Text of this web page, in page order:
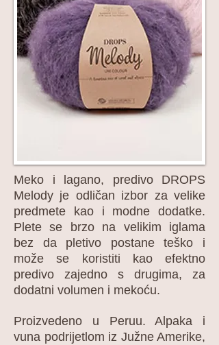
Meko i lagano, predivo DROPS
Melody je odličan izbor za velike
predmete kao i modne dodatke.
Plete se brzo na velikim iglama
bez da pletivo postane teško i
može se koristiti kao efektno
predivo zajedno s drugima, za
dodatni volumen i mekoću.
Proizvedeno u Peruu. Alpaka i
vuna podrijetlom iz Južne Amerike,